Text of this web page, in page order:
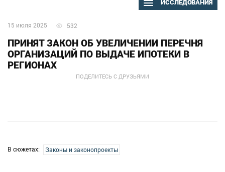
ИССЛЕДОВАНИЯ
15 июля 2025 532
ПОДЕЛИТЕСЬ С ДРУЗЬЯМИ
ПРИНЯТ ЗАКОН ОБ УВЕЛИЧЕНИИ ПЕРЕЧНЯ
ОРГАНИЗАЦИЙ ПО ВЫДАЧЕ ИПОТЕКИ В
РЕГИОНАХ
В сюжетах: Законы и законопроекты